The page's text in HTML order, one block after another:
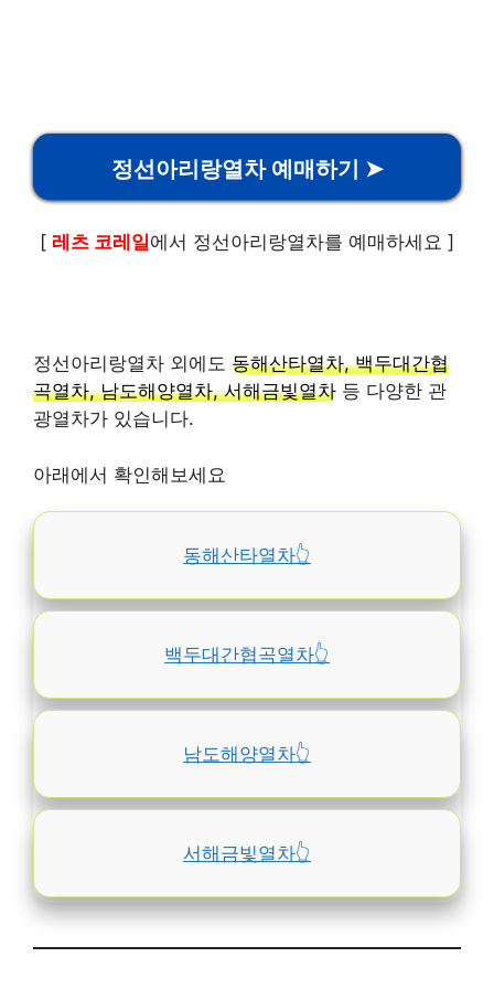
정선아리랑열차 예매하기 ➤
[ 레츠 코레일에서 정선아리랑열차를 예매하세요 ]
정선아리랑열차 외에도 동해산타열차, 백두대간협
곡열차, 남도해양열차, 서해금빛열차 등 다양한 관
광열차가 있습니다.
아래에서 확인해보세요
동해산타열차👆️
백두대간협곡열차👆️
남도해양열차👆️
서해금빛열차👆️